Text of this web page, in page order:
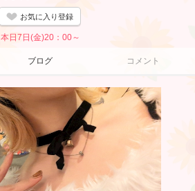
お気に入り登録
本日7日(金)20：00～
ブログ コメント